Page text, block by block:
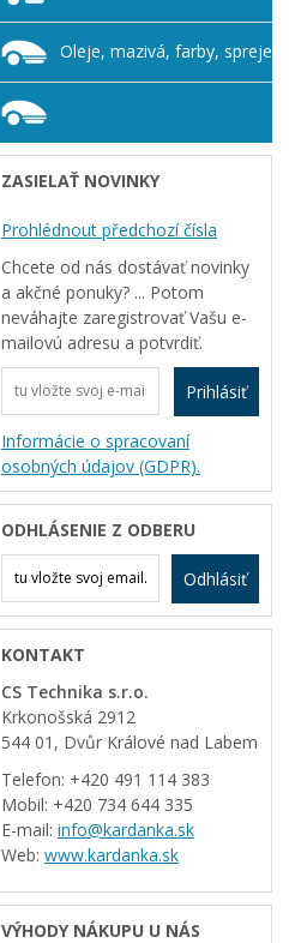
Oleje, mazivá, farby, spreje
ZASIELAŤ NOVINKY
Prohlédnout předchozí čísla
Chcete od nás dostávať novinky
a akčné ponuky? ... Potom
neváhajte zaregistrovať Vašu e-
mailovú adresu a potvrdiť.
Prihlásiť
Informácie o spracovaní
osobných údajov (GDPR).
ODHLÁSENIE Z ODBERU
Odhlásiť
KONTAKT
CS Technika s.r.o.
Krkonošská 2912
544 01, Dvůr Králové nad Labem
Telefon: +420 491 114 383
Mobil: +420 734 644 335
E-mail: info@kardanka.sk
Web: www.kardanka.sk
VÝHODY NÁKUPU U NÁS